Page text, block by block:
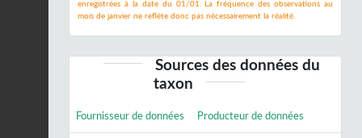
enregistrées à la date du 01/01. La fréquence des observations au
mois de janvier ne reflète donc pas nécessairement la réalité.
Sources des données du
taxon
Fournisseur de données Producteur de données